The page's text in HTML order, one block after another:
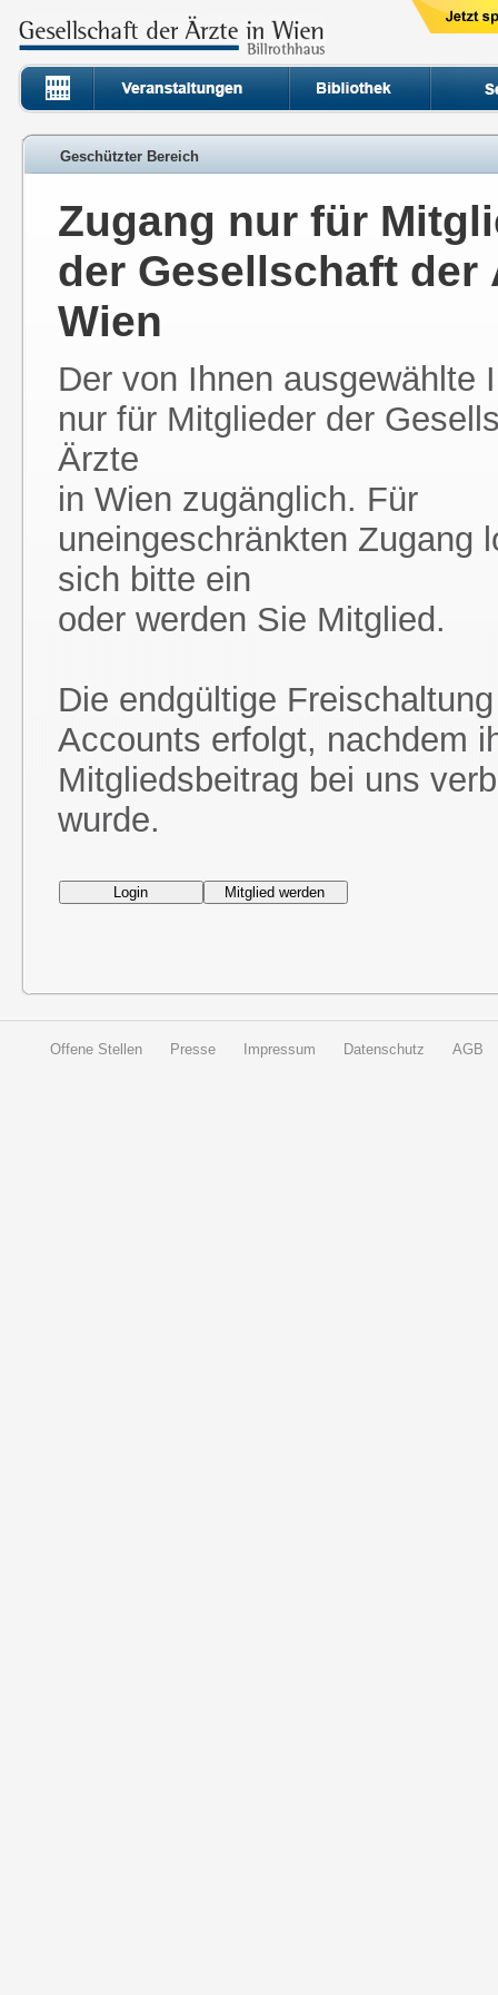
Geschützter Bereich
Zugang nur für
der Gesellschaft der
Wien
Der von Ihnen ausgewählte
nur für Mitglieder der
Ärzte
in Wien zugänglich. Für
uneingeschränkten Zugang
sich bitte ein
oder werden Sie Mitglied.
Die endgültige
Accounts erfolgt, nachdem
Mitgliedsbeitrag bei uns
wurde.
Offene Stellen Presse Impressum Datenschutz AGB